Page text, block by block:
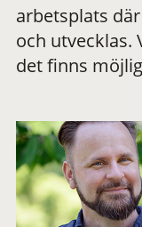
flexibel
arbetsplats
och utvecklas.
det finns